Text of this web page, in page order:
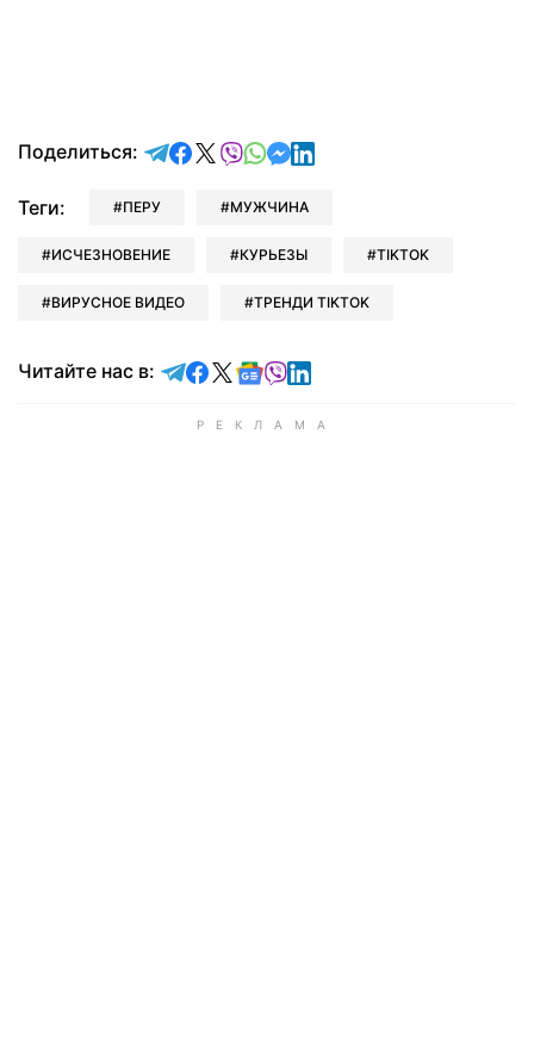
Поделиться: отправить в Telegram
поделиться в Facebook
поделиться в X
отправить в Viber
отправить в Whatsapp
отправить в Messenger
отправить в LinkedIn
Теги: ПЕРУ МУЖЧИНА
ИСЧЕЗНОВЕНИЕ КУРЬЕЗЫ TIKTOK
ВИРУСНОЕ ВИДЕО ТРЕНДИ TIKTOK
Читайте нас в: Читайте в Telegram
Читайте в Facebook
Читайте в X
Читайте в Google news
Читайте в Viber
Читайте в LinkedIn